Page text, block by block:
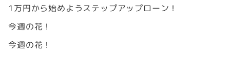
1万円から始めようステップアップローン！
今週の花！
今週の花！